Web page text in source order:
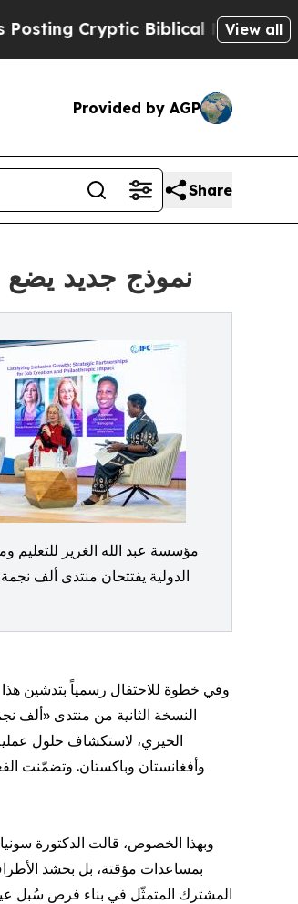
Biblical Messages onView all
Provided by AGP
Share
نموذج جديد يضع
مؤسسة عبد الله الغرير للتعليم
الدولية يفتتحان منتدى ألف
وفي خطوة للاحتفال رسمياً بتدشين
النسخة الثانية من منتدى «ألف
الخيري، لاستكشاف حلول
وأفغانستان وباكستان. وتضمّنت
وبهذا الخصوص، قالت الدكتورة سونيا
بمساعدات مؤقتة، بل بحشد
المشترك المتمثّل في بناء فرص سُبل